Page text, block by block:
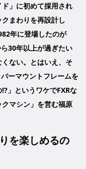
」に初めて採用され
まわりを再設計し
年に登場したのが
30年以上が過ぎたい
ない。とはいえ、そ
ーマウントフレームを
」というワケでFXRな
マシン」を営む福原
を楽しめるの